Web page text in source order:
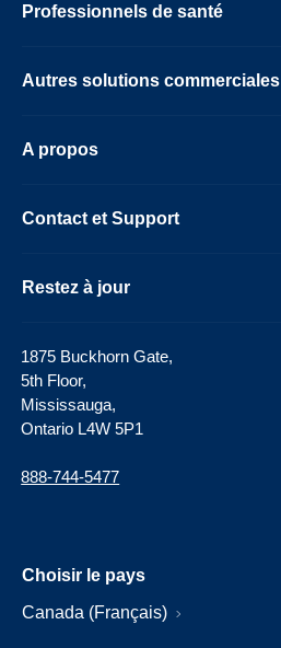
Professionnels de santé
Autres solutions commerciales
A propos
Contact et Support
Restez à jour
1875 Buckhorn Gate,
5th Floor,
Mississauga,
Ontario L4W 5P1
888-744-5477
Choisir le pays
Canada (Français)